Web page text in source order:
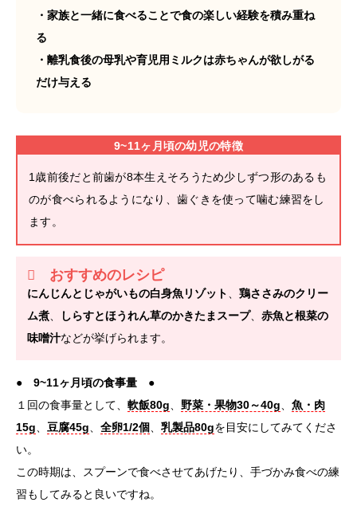
・家族と一緒に食べることで食の楽しい経験を積み重ね
る
・離乳食後の母乳や育児用ミルクは赤ちゃんが欲しがる
だけ与える
9~11ヶ月頃の幼児の特徴
1歳前後だと前歯が8本生えそろうため少しずつ形のあるも
のが食べられるようになり、歯ぐきを使って噛む練習をし
ます。
おすすめのレシピ
にんじんとじゃがいもの白身魚リゾット
鶏ささみのクリー
ム煮
しらすとほうれん草のかきたまスープ、 赤魚と根菜の
味噌汁などが挙げられます。
● 9~11ヶ月頃の食事量 ●
１回の食事量として、 軟飯80g 野菜・果物30～40g
魚・肉
15g
豆腐45g 全卵1/2個 乳製品80gを目安にしてみてくださ
い。
この時期は、スプーンで食べさせてあげたり、手づかみ食べの練
習もしてみると良いですね。